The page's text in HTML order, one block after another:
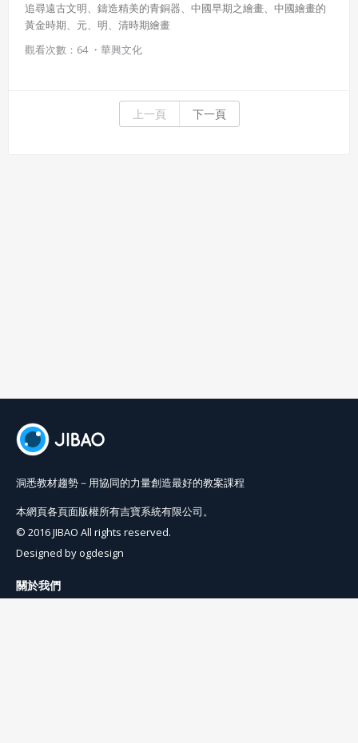
追尋遠古文明、鑄造精美的青銅器、中國早期之繪畫、中國繪畫的
黃金時期、元、明、清時期繪畫
觀看次數：64 ・ 華興文化
上一頁 下一頁
洞悉教材趨勢－用協同的力量創造最好的教案課程
本網頁各頁面版權所有吉寶系統有限公司。
© 2016 JIBAO All rights reserved.
Designed byogdesign
關於我們